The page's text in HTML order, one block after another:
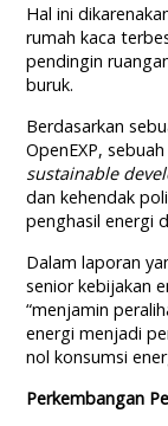
Hal ini
rumah kaca
pendingin
buruk.
Berdasarkan
OpenEXP, sebuah
sustainable
dan kehendak
penghasil energi
Dalam laporan
senior kebijakan
“menjamin
energi menjadi
nol konsumsi
Perkembangan